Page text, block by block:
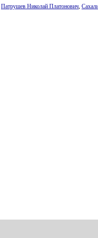
Патрушев Николай Платонович,